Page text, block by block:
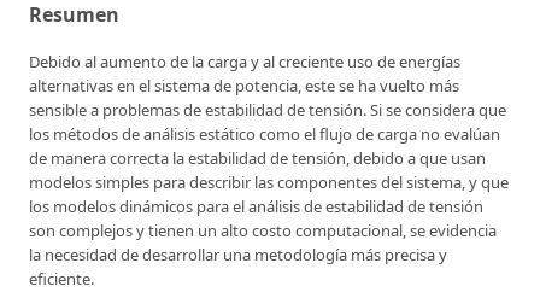
Resumen
Debido al aumento de la carga y al creciente uso de energías
alternativas en el sistema de potencia, este se ha vuelto más
sensible a problemas de estabilidad de tensión. Si se considera que
los métodos de análisis estático como el flujo de carga no evalúan
de manera correcta la estabilidad de tensión, debido a que usan
modelos simples para describir las componentes del sistema, y que
los modelos dinámicos para el análisis de estabilidad de tensión
son complejos y tienen un alto costo computacional, se evidencia
la necesidad de desarrollar una metodología más precisa y
eficiente.